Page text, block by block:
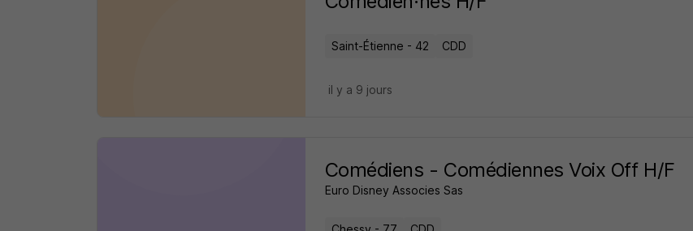
Saint-Étienne - 42 CDD
il y a 9 jours
Comédiens - Comédiennes Voix Off H/F
Euro Disney Associes Sas